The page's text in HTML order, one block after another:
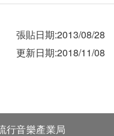
張貼日期:2013/08/28
更新日期:2018/11/08
行音樂產業局